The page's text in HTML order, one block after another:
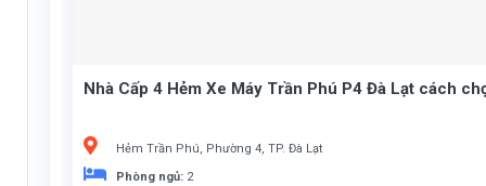
Nhà Cấp 4 Hẻm Xe Máy Trần Phú P4 Đà Lạt cách
Hẻm Trần Phú, Phường 4, TP. Đà Lạt
Phòng ngủ: 2